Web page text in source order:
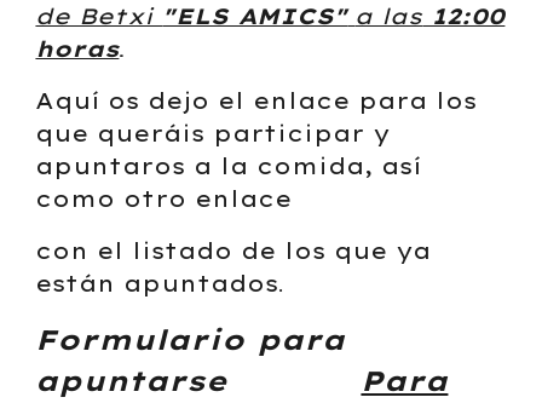
de Betxi "ELS AMICS" a las 12:00
horas.
Aquí os dejo el enlace para los
que queráis participar y
apuntaros a la comida, así
como otro enlace
con el listado de los que ya
están apuntados.
Formulario para
apuntarse
Para